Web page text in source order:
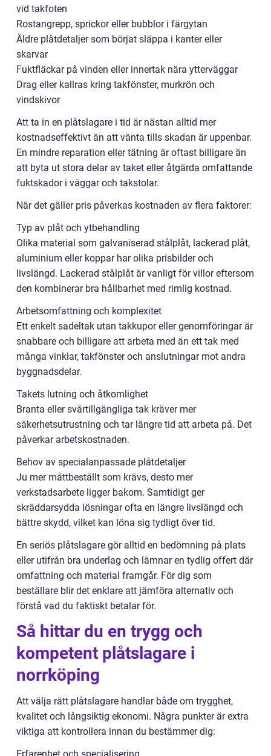
vid takfoten
Rostangrepp, sprickor eller bubblor i färgytan
Äldre plåtdetaljer som börjat släppa i kanter eller
skarvar
Fuktfläckar på vinden eller innertak nära ytterväggar
Drag eller kallras kring takfönster, murkrön och
vindskivor
Att ta in en plåtslagare i tid är nästan alltid mer
kostnadseffektivt än att vänta tills skadan är uppenbar.
En mindre reparation eller tätning är oftast billigare än
att byta ut stora delar av taket eller åtgärda omfattande
fuktskador i väggar och takstolar.
När det gäller pris påverkas kostnaden av flera faktorer:
Typ av plåt och ytbehandling
Olika material som galvaniserad stålplåt, lackerad plåt,
aluminium eller koppar har olika prisbilder och
livslängd. Lackerad stålplåt är vanligt för villor eftersom
den kombinerar bra hållbarhet med rimlig kostnad.
Arbetsomfattning och komplexitet
Ett enkelt sadeltak utan takkupor eller genomföringar är
snabbare och billigare att arbeta med än ett tak med
många vinklar, takfönster och anslutningar mot andra
byggnadsdelar.
Takets lutning och åtkomlighet
Branta eller svårtillgängliga tak kräver mer
säkerhetsutrustning och tar längre tid att arbeta på. Det
påverkar arbetskostnaden.
Behov av specialanpassade plåtdetaljer
Ju mer måttbeställt som krävs, desto mer
verkstadsarbete ligger bakom. Samtidigt ger
skräddarsydda lösningar ofta en längre livslängd och
bättre skydd, vilket kan löna sig tydligt över tid.
En seriös plåtslagare gör alltid en bedömning på plats
eller utifrån bra underlag och lämnar en tydlig offert där
omfattning och material framgår. För dig som
beställare blir det enklare att jämföra alternativ och
förstå vad du faktiskt betalar för.
Så hittar du en trygg och
kompetent plåtslagare i
norrköping
Att välja rätt plåtslagare handlar både om trygghet,
kvalitet och långsiktig ekonomi. Några punkter är extra
viktiga att kontrollera innan du bestämmer dig: